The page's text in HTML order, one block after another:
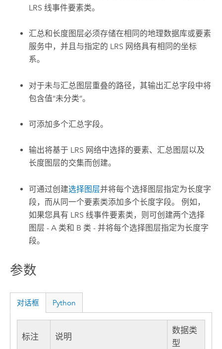
LRS 线事件要素类。
汇总和长度图层必须存储在相同的地理数据库或要素
服务中，并且与指定的 LRS 网络具有相同的坐标
系。
对于未与汇总图层重叠的路径，其输出汇总字段中将
包含值“未分类”。
可添加多个汇总字段。
输出将基于 LRS 网络中选择的要素、汇总图层以及
长度图层的交集而创建。
可通过创建选择图层并将每个选择图层指定为长度字
段，而从同一个要素类添加多个长度字段。 例如，
如果您具有 LRS 线事件要素类，则可创建两个选择
图层 - A 类和 B 类 - 并将每个选择图层指定为长度字
段。
参数
对话框 Python
标注 说明
数据类
型